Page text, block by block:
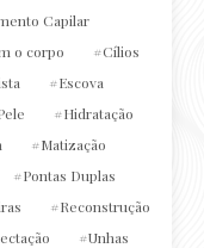
Capilar
o corpo
Cílios
Escova
Hidratação
Matização
Pontas Duplas
Reconstrução
Unhas